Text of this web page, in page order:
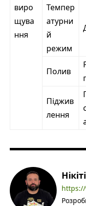
виро
щува
ння
Темпер
атурни
й
режим
Полив
Піджив
лення